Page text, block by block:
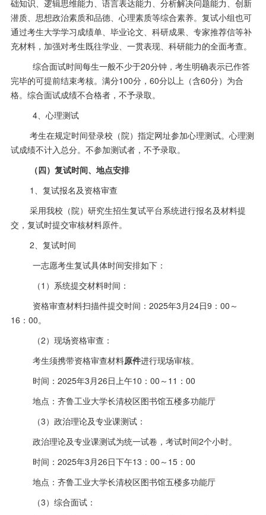
础知识、逻辑思维能力、语言表达能力、分析解决问题能力、创新
潜质、思想政治素质和品德、心理素质等综合素养。复试小组也可
通过考生大学学习成绩单、毕业论文、科研成果、专家推荐信等补
充材料，加强对考生既往学业、一贯表现、科研能力的全面考查。
综合面试时间每生一般不少于20分钟，考生明确表示已作答
完毕的可提前结束考核。满分100分，60分以上（含60分）为合
格。综合面试成绩不合格者，不予录取。
4、心理测试
考生在规定时间登录校（院）指定网址参加心理测试。心理测
试成绩不计入总分。不参加测试者，不予录取。
（四） 复试时间、地点安排
1
、复试报名及资格审查
采用我校（院）研究生招生复试平台系统进行报名及材料提
交，复试时提交审核材料原件。
2 、复试时间
一志愿考生复试具体时间安排如下：
（1）系统提交材料时间：
资格审查材料扫描件提交时间： 2025年3月24日9：00～
16：00。
（2）现场资格审查：
考生须携带资格审查材料原件进行现场审核。
时间： 2025年3月26日上午10：00～11：00
地点：齐鲁工业大学长清校区图书馆五楼多功能厅
（3）政治理论及专业课测试：
政治理论及专业课测试为统一试卷，考试时间2个小时。
时间： 2025年3月26日下午13：00～15：00
地点：齐鲁工业大学长清校区图书馆五楼多功能厅
（3）综合面试：